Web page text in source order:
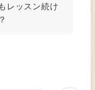
レッスン続け